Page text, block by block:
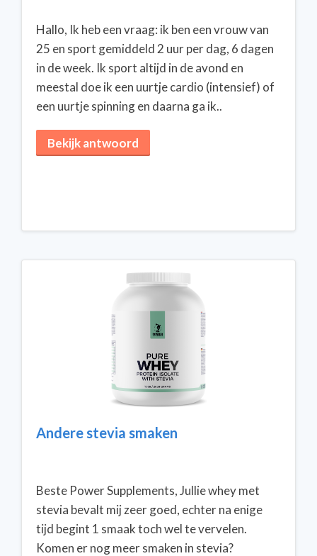
Hallo, Ik heb een vraag: ik ben een vrouw van
25 en sport gemiddeld 2 uur per dag, 6 dagen
in de week. Ik sport altijd in de avond en
meestal doe ik een uurtje cardio (intensief) of
een uurtje spinning en daarna ga ik..
Bekijk antwoord
Andere stevia smaken
Beste Power Supplements, Jullie whey met
stevia bevalt mij zeer goed, echter na enige
tijd begint 1 smaak toch wel te vervelen.
Komen er nog meer smaken in stevia?